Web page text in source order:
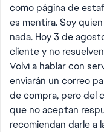
como página de
es mentira. Soy
nada. Hoy 3 de
cliente y no
Volví a hablar con
enviarán un correo
de compra, pero del
que no aceptan
recomiendan darle a